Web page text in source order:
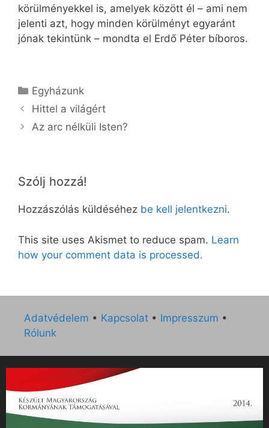
körülményekkel is, amelyek között él – ami nem
jelenti azt, hogy minden körülményt egyaránt
jónak tekintünk – mondta el Erdő Péter bíboros.
Kategória
Egyházunk
Hittel a világért
Az arc nélküli Isten?
Szólj hozzá!
Hozzászólás küldéséhez be kell jelentkezni.
This site uses Akismet to reduce spam. Learn
how your comment data is processed.
Adatvédelem • Kapcsolat • Impresszum •
Rólunk